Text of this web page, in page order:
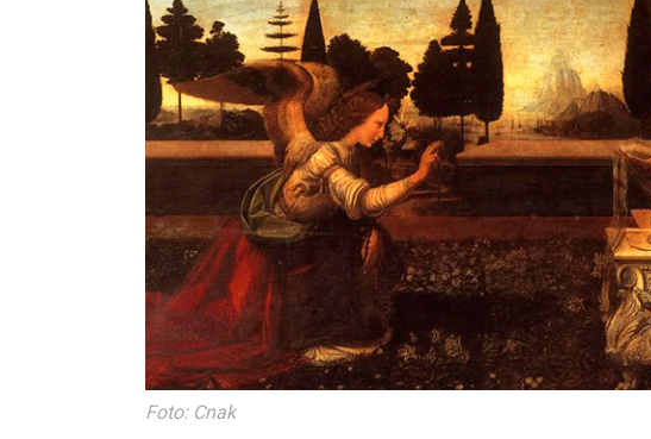
Foto: Cnak